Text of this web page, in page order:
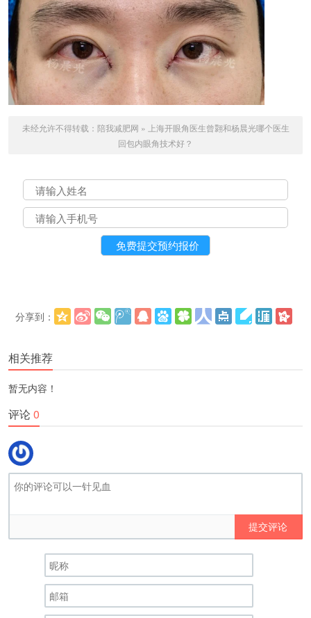
未经允许不得转载： 陪我减肥网 » 上海开眼角医生曾翾和杨晨光哪个医生
回包内眼角技术好？
分享到：
相关推荐
暂无内容！
评论0
提交评论